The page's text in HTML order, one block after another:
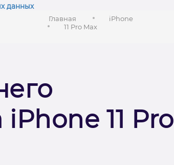
данных
Главная
iPhone
11 Pro Max
11 Pro